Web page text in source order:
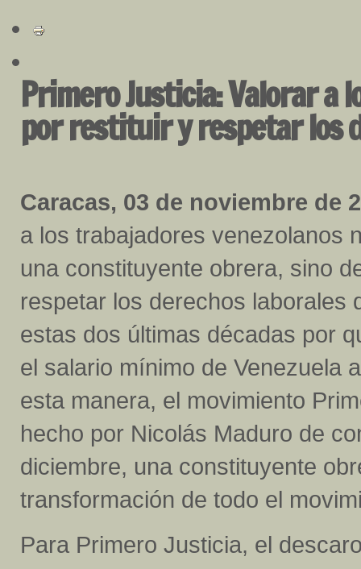
Primero Justicia: Valorar a
por restituir y respetar los
Caracas, 03 de noviembre de
a los trabajadores venezolanos
una constituyente obrera, sino
respetar los derechos laborales
estas dos últimas décadas por
el salario mínimo de Venezuela
esta manera, el movimiento
hecho por Nicolás Maduro de
diciembre, una constituyente
transformación de todo el
Para Primero Justicia, el